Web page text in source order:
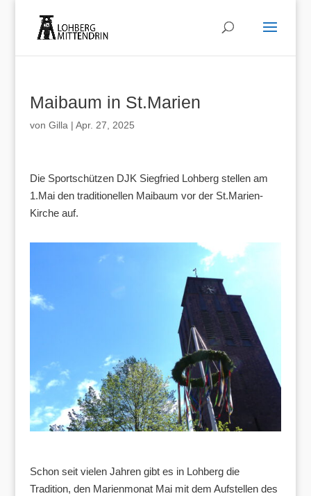
Maibaum in St.Marien
von Gilla | Apr. 27, 2025
Die Sportschützen DJK Siegfried Lohberg stellen am
1.Mai den traditionellen Maibaum vor der St.Marien-
Kirche auf.
Schon seit vielen Jahren gibt es in Lohberg die
Tradition, den Marienmonat Mai mit dem Aufstellen des